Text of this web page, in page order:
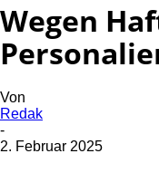
Wegen
Von
Redak
-
2. Februar 2025